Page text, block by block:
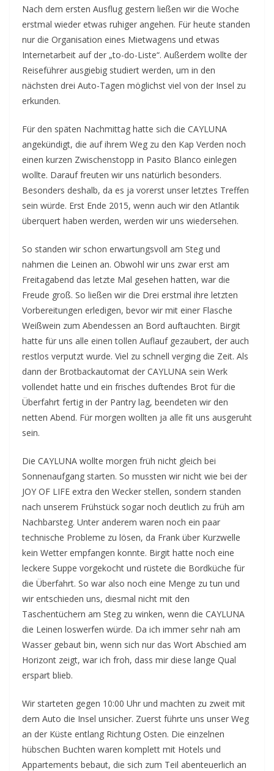
Nach dem ersten Ausflug gestern ließen wir die Woche
erstmal wieder etwas ruhiger angehen. Für heute standen
nur die Organisation eines Mietwagens und etwas
Internetarbeit auf der „to-do-Liste“. Außerdem wollte der
Reiseführer ausgiebig studiert werden, um in den
nächsten drei Auto-Tagen möglichst viel von der Insel zu
erkunden.
Für den späten Nachmittag hatte sich die CAYLUNA
angekündigt, die auf ihrem Weg zu den Kap Verden noch
einen kurzen Zwischenstopp in Pasito Blanco einlegen
wollte. Darauf freuten wir uns natürlich besonders.
Besonders deshalb, da es ja vorerst unser letztes Treffen
sein würde. Erst Ende 2015, wenn auch wir den Atlantik
überquert haben werden, werden wir uns wiedersehen.
So standen wir schon erwartungsvoll am Steg und
nahmen die Leinen an. Obwohl wir uns zwar erst am
Freitagabend das letzte Mal gesehen hatten, war die
Freude groß. So ließen wir die Drei erstmal ihre letzten
Vorbereitungen erledigen, bevor wir mit einer Flasche
Weißwein zum Abendessen an Bord auftauchten. Birgit
hatte für uns alle einen tollen Auflauf gezaubert, der auch
restlos verputzt wurde. Viel zu schnell verging die Zeit. Als
dann der Brotbackautomat der CAYLUNA sein Werk
vollendet hatte und ein frisches duftendes Brot für die
Überfahrt fertig in der Pantry lag, beendeten wir den
netten Abend. Für morgen wollten ja alle fit uns ausgeruht
sein.
Die CAYLUNA wollte morgen früh nicht gleich bei
Sonnenaufgang starten. So mussten wir nicht wie bei der
JOY OF LIFE extra den Wecker stellen, sondern standen
nach unserem Frühstück sogar noch deutlich zu früh am
Nachbarsteg. Unter anderem waren noch ein paar
technische Probleme zu lösen, da Frank über Kurzwelle
kein Wetter empfangen konnte. Birgit hatte noch eine
leckere Suppe vorgekocht und rüstete die Bordküche für
die Überfahrt. So war also noch eine Menge zu tun und
wir entschieden uns, diesmal nicht mit den
Taschentüchern am Steg zu winken, wenn die CAYLUNA
die Leinen loswerfen würde. Da ich immer sehr nah am
Wasser gebaut bin, wenn sich nur das Wort Abschied am
Horizont zeigt, war ich froh, dass mir diese lange Qual
erspart blieb.
Wir starteten gegen 10:00 Uhr und machten zu zweit mit
dem Auto die Insel unsicher. Zuerst führte uns unser Weg
an der Küste entlang Richtung Osten. Die einzelnen
hübschen Buchten waren komplett mit Hotels und
Appartements bebaut, die sich zum Teil abenteuerlich an